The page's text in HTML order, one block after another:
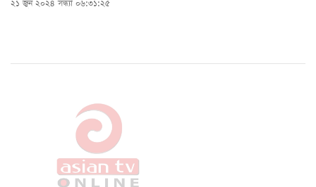
২১ জুন ২০২৪ সন্ধ্যা ০৬:৩১:২৫